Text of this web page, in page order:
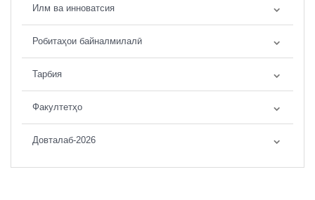
Илм ва инноватсия
Робитаҳои байналмилалӣ
Тарбия
Факултетҳо
Довталаб-2026